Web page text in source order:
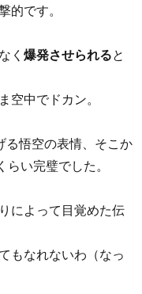
的です。
く 爆発させられる と
空中でドカン。
る悟空の表情、そこか
らい完璧でした。
によって目覚めた伝
もなれないわ（なっ